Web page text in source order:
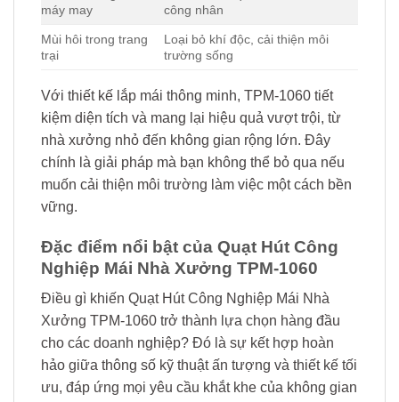
máy may
công nhân
Mùi hôi trong trang
trại
Loại bỏ khí độc, cải thiện môi
trường sống
Với thiết kế lắp mái thông minh, TPM-1060 tiết
kiệm diện tích và mang lại hiệu quả vượt trội, từ
nhà xưởng nhỏ đến không gian rộng lớn. Đây
chính là giải pháp mà bạn không thể bỏ qua nếu
muốn cải thiện môi trường làm việc một cách bền
vững.
Đặc điểm nổi bật của Quạt Hút Công
Nghiệp Mái Nhà Xưởng TPM-1060
Điều gì khiến Quạt Hút Công Nghiệp Mái Nhà
Xưởng TPM-1060 trở thành lựa chọn hàng đầu
cho các doanh nghiệp? Đó là sự kết hợp hoàn
hảo giữa thông số kỹ thuật ấn tượng và thiết kế tối
ưu, đáp ứng mọi yêu cầu khắt khe của không gian